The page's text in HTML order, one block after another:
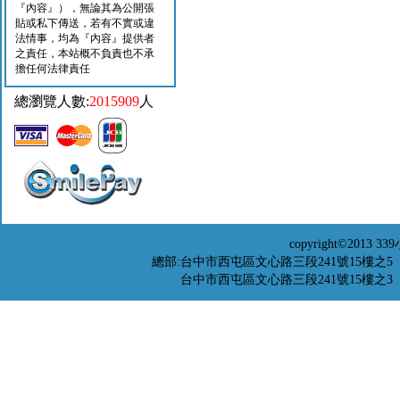
『內容』），無論其為公開張
貼或私下傳送，若有不實或違
法情事，均為『內容』提供者
之責任，本站概不負責也不承
擔任何法律責任
總瀏覽人數:2015909人
copyright©2013
總部:台中市西屯區文心路三段241號15樓之
台中市西屯區文心路三段241號15樓